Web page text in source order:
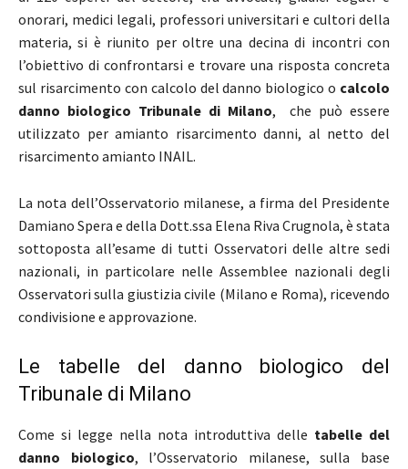
onorari, medici legali, professori universitari e cultori della
materia, si è riunito per oltre una decina di incontri con
l’obiettivo di confrontarsi e trovare una risposta concreta
sul risarcimento con calcolo del danno biologico o calcolo
danno biologico Tribunale di Milano, che può essere
utilizzato per amianto risarcimento danni, al netto del
risarcimento amianto INAIL.
La nota dell’Osservatorio milanese, a firma del Presidente
Damiano Spera e della Dott.ssa Elena Riva Crugnola, è stata
sottoposta all’esame di tutti Osservatori delle altre sedi
nazionali, in particolare nelle Assemblee nazionali degli
Osservatori sulla giustizia civile (Milano e Roma), ricevendo
condivisione e approvazione.
Le tabelle del danno biologico del
Tribunale di Milano
Come si legge nella nota introduttiva delle tabelle del
danno biologico, l’Osservatorio milanese, sulla base